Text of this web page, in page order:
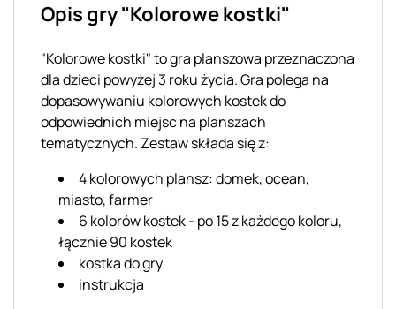
Opis gry "Kolorowe kostki"
"Kolorowe kostki" to gra planszowa przeznaczona
dla dzieci powyżej 3 roku życia. Gra polega na
dopasowywaniu kolorowych kostek do
odpowiednich miejsc na planszach
tematycznych. Zestaw składa się z:
4 kolorowych plansz: domek, ocean,
miasto, farmer
6 kolorów kostek - po 15 z każdego koloru,
łącznie 90 kostek
kostka do gry
instrukcja